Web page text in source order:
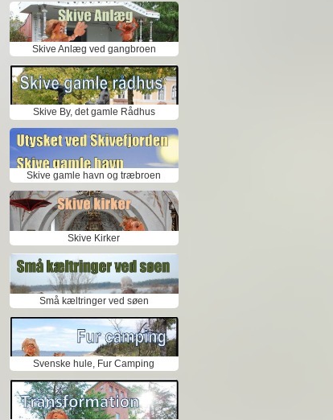
Skive Anlæg ved gangbroen
Skive By, det gamle Rådhus
Skive gamle havn og træbroen
Skive Kirker
Små kæltringer ved søen
Svenske hule, Fur Camping